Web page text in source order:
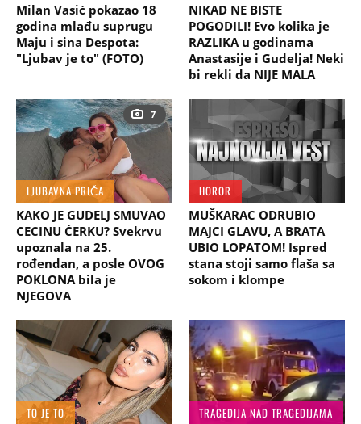
Milan Vasić pokazao 18
godina mlađu suprugu
Maju i sina Despota:
"Ljubav je to" (FOTO)
NIKAD NE BISTE
POGODILI! Evo kolika je
RAZLIKA u godinama
Anastasije i Gudelja! Neki
bi rekli da NIJE MALA
7
LJUBAVNA PRIČA
KAKO JE GUDELJ SMUVAO
CECINU ĆERKU? Svekrvu
upoznala na 25.
rođendan, a posle OVOG
POKLONA bila je
NJEGOVA
HOROR
MUŠKARAC ODRUBIO
MAJCI GLAVU, A BRATA
UBIO LOPATOM! Ispred
stana stoji samo flaša sa
sokom i klompe
TO JE TO
TRAGEDIJA NAD TRAGEDIJAMA